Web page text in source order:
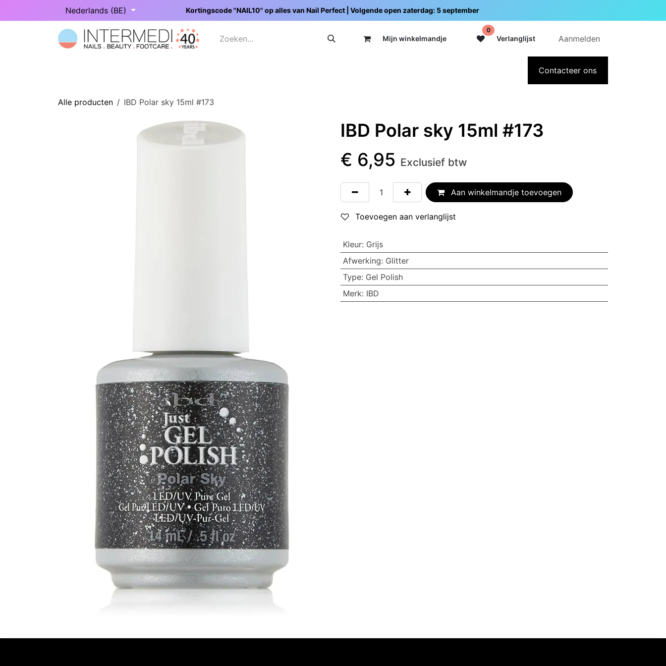
Overslaan naar inhoudNederlands (BE) Kortingscode "NAIL10" op alles van Nail Perfect | Volgende open zaterdag: 5 september
Mijn winkelmandje
0
Verlanglijst Aanmelden
Over IntermediContacteer ons
Alle producten IBD Polar sky 15ml #173
IBD Polar sky 15ml #173
€ 6,95 Exclusief btw
Aan winkelmandje toevoegen
Toevoegen aan verlanglijst
Kleur: Grijs
Afwerking: Glitter
Type: Gel Polish
Merk: IBD